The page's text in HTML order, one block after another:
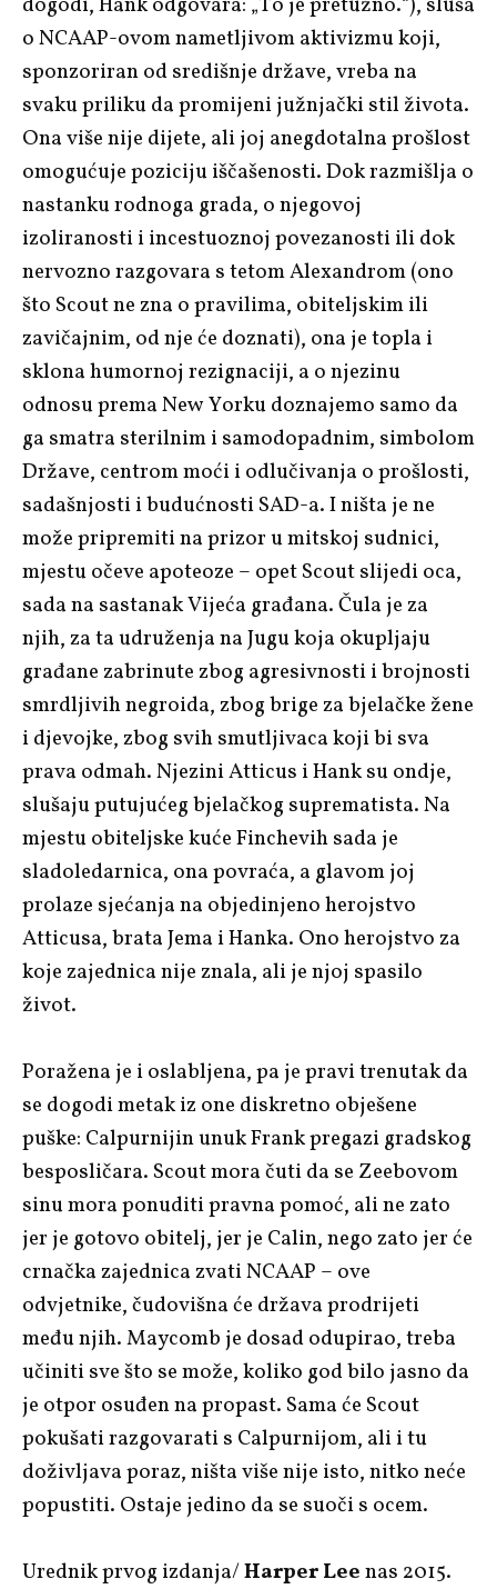
o NCAAP-ovom nametljivom aktivizmu koji,
sponzoriran od središnje države, vreba na
svaku priliku da promijeni južnjački stil života.
Ona više nije dijete, ali joj anegdotalna prošlost
omogućuje poziciju iščašenosti. Dok razmišlja o
nastanku rodnoga grada, o njegovoj
izoliranosti i incestuoznoj povezanosti ili dok
nervozno razgovara s tetom Alexandrom (ono
što Scout ne zna o pravilima, obiteljskim ili
zavičajnim, od nje će doznati), ona je topla i
sklona humornoj rezignaciji, a o njezinu
odnosu prema New Yorku doznajemo samo da
ga smatra sterilnim i samodopadnim, simbolom
Države, centrom moći i odlučivanja o prošlosti,
sadašnjosti i budućnosti SAD-a. I ništa je ne
može pripremiti na prizor u mitskoj sudnici,
mjestu očeve apoteoze – opet Scout slijedi oca,
sada na sastanak Vijeća građana. Čula je za
njih, za ta udruženja na Jugu koja okupljaju
građane zabrinute zbog agresivnosti i brojnosti
smrdljivih negroida, zbog brige za bjelačke žene
i djevojke, zbog svih smutljivaca koji bi sva
prava odmah. Njezini Atticus i Hank su ondje,
slušaju putujućeg bjelačkog suprematista. Na
mjestu obiteljske kuće Finchevih sada je
sladoledarnica, ona povraća, a glavom joj
prolaze sjećanja na objedinjeno herojstvo
Atticusa, brata Jema i Hanka. Ono herojstvo za
koje zajednica nije znala, ali je njoj spasilo
život.
Poražena je i oslabljena, pa je pravi trenutak da
se dogodi metak iz one diskretno obješene
puške: Calpurnijin unuk Frank pregazi gradskog
besposličara. Scout mora čuti da se Zeebovom
sinu mora ponuditi pravna pomoć, ali ne zato
jer je gotovo obitelj, jer je Calin, nego zato jer će
crnačka zajednica zvati NCAAP – ove
odvjetnike, čudovišna će država prodrijeti
među njih. Maycomb je dosad odupirao, treba
učiniti sve što se može, koliko god bilo jasno da
je otpor osuđen na propast. Sama će Scout
pokušati razgovarati s Calpurnijom, ali i tu
doživljava poraz, ništa više nije isto, nitko neće
popustiti. Ostaje jedino da se suoči s ocem.
Urednik prvog izdanja/Harper Leenas 2015.